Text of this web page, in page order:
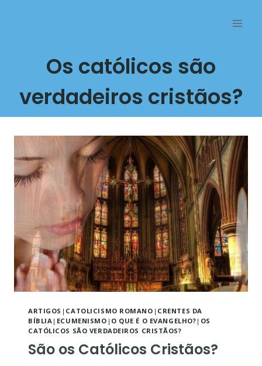
Os católicos são
verdadeiros cristãos?
ARTIGOS | CATOLICISMO ROMANO | CRENTES DA
BÍBLIA | ECUMENISMO | O QUE É O EVANGELHO? | OS
CATÓLICOS SÃO VERDADEIROS CRISTÃOS?
São os Católicos Cristãos?